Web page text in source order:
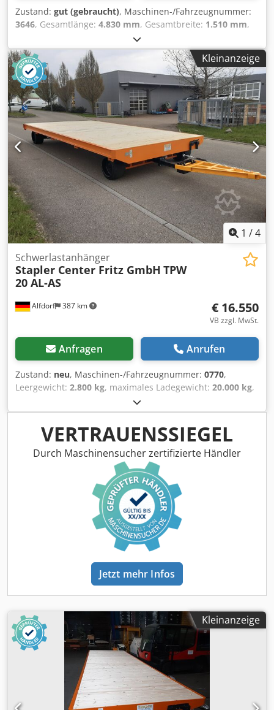
Zustand: gut (gebraucht), Maschinen-/Fahrzeugnummer:
3646, Gesamtlänge: 4.830 mm, Gesamtbreite: 1.510 mm,
, Betriebsgewicht:
kg, Seacom SEACOM SH36 from Uniktruck Cedpfx
Acozhpbksyoha
Kleinanzeige
1 /4
Alfdorf 387 km
Schwerlastanhänger
Stapler Center Fritz GmbH TPW
20 AL-AS
€ 16.550
VB zzgl. MwSt.
Anfragen Anrufen
Zustand: neu, Maschinen-/Fahrzeugnummer: 0770,
Leergewicht: 2.800 kg, maximales Ladegewicht: 20.000 kg,
, Achsen-Konfiguration:
Achsen, Laderaumlänge:6.000 mm, Laderaumbreite:
2.000 mm, Laderaumhöhe: 640 mm, Reifengröße:
450x300x305, Reifenzustand:100 %, Baujahr:2026,
Betriebsgewicht:22.800 kg, Transportwagen TPW 20 AL-AS
Typ: TPW 20 AL-AS Cedpfx Acjhbh Rtjyoha Nutzlast: 20.000
kg Baujahr: 2025 Abmessungen: Länge Ladefläche: 6000
mm Breite: 2000 mm Höhe: 620 mm Transportboden: 40
mm Douglasie Lenkung: Allradlenkung-Achsschenkel
Bereifung: 450x300 Bandagen mit Stahlfelgen und
beidseitigem Konuslager Zugdeichsel: 1.600 mm mit
Zugöse 40 mm und Fallsicherung Lackierung: RAL 2000
Anschlag Böcke je Längsseite 6 Stück für
Ladungssicherung Doppeltwirkender Unterlegkeit am
Rahmen montiert #Schwerlasttransport #Innerbetriebliche
Transportsysteme #Schwerlastanhänger 6-100 Tonnen
#Schwerlast Transport Plattformwagen #Plattform
Schwerlastanhänger #Allradlenkung #Transportwagen
#Niederflur
VERTRAUENSSIEGEL
Durch Maschinensucher zertifizierte Händler
Jetzt mehr Infos
Kleinanzeige